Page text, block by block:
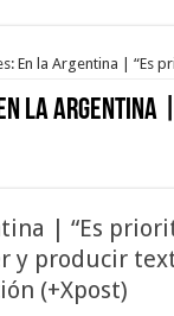
En la Argentina | “Es
la Argentina
| “Es
y producir
(+Xpost)